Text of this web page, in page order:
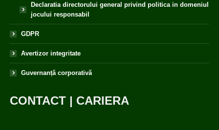
Declaratia directorului general privind politica in domeniul
jocului responsabil
GDPR
Avertizor integritate
Guvernanță corporativă
CONTACT | CARIERA